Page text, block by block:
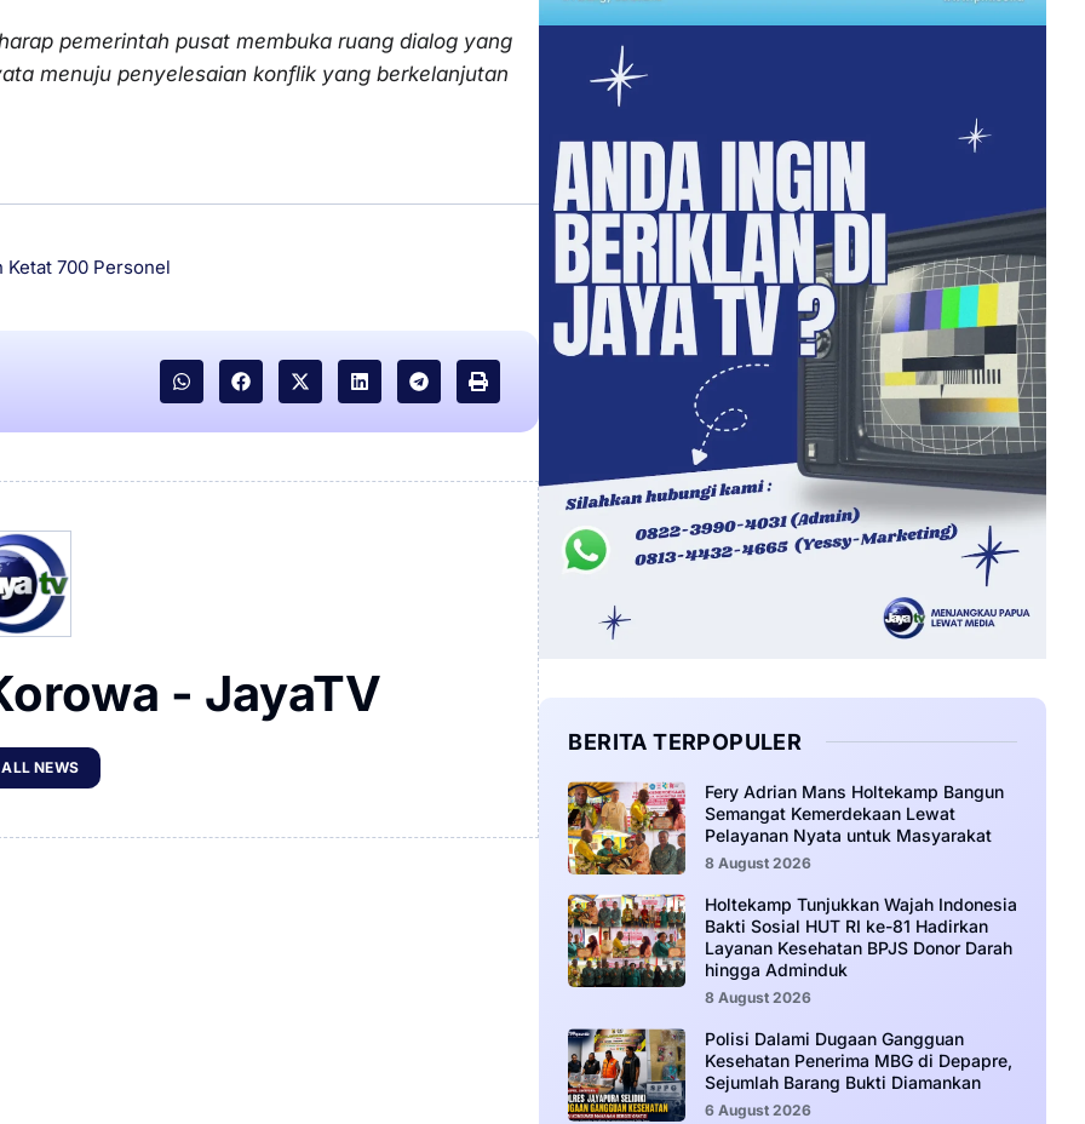
pemerintah pusat membuka ruang dialog yang
menuju penyelesaian konflik yang berkelanjutan
Ketat 700 Personel
- JayaTV
NEWS
BERITA TERPOPULER
Fery Adrian Mans Holtekamp Bangun
Semangat Kemerdekaan Lewat
Pelayanan Nyata untuk Masyarakat
8 August 2026
Holtekamp Tunjukkan Wajah Indonesia
Bakti Sosial HUT RI ke-81 Hadirkan
Layanan Kesehatan BPJS Donor Darah
hingga Adminduk
8 August 2026
‎Polisi Dalami Dugaan Gangguan
Kesehatan Penerima MBG di Depapre,
Sejumlah Barang Bukti Diamankan
6 August 2026